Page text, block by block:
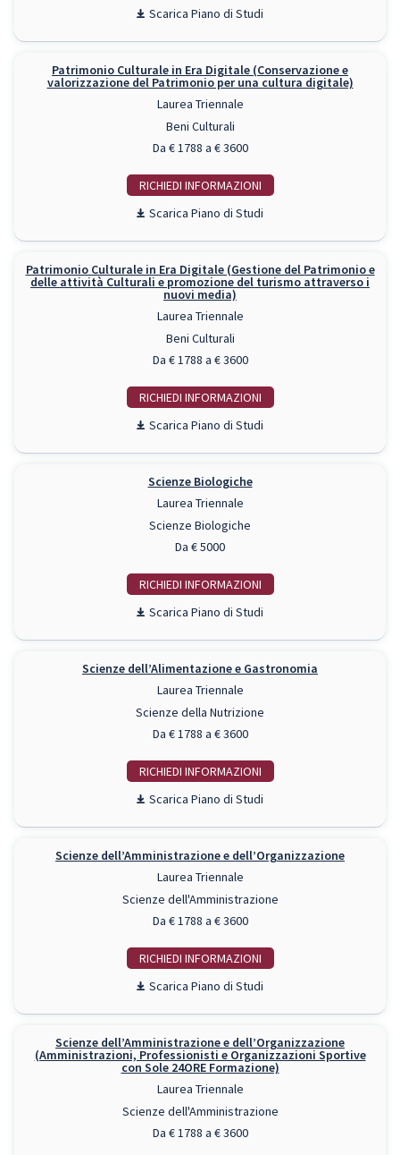
Piano di Studi
Patrimonio Culturale in Era Digitale (Conservazione e
valorizzazione del Patrimonio per una cultura digitale)
Laurea Triennale
Beni Culturali
Da € 1788 a € 3600
RICHIEDI INFO
Piano di Studi
Patrimonio Culturale in Era Digitale (Gestione del Patrimonio e
delle attività Culturali e promozione del turismo attraverso i
nuovi media)
Laurea Triennale
Beni Culturali
Da € 1788 a € 3600
RICHIEDI INFO
Piano di Studi
Scienze Biologiche
Laurea Triennale
Scienze Biologiche
Da € 5000
RICHIEDI INFO
Piano di Studi
Scienze dell’Alimentazione e Gastronomia
Laurea Triennale
Scienze della Nutrizione
Da € 1788 a € 3600
RICHIEDI INFO
Piano di Studi
Scienze dell’Amministrazione e dell’Organizzazione
Laurea Triennale
Scienze dell'Amministrazione
Da € 1788 a € 3600
RICHIEDI INFO
Piano di Studi
Scienze dell’Amministrazione e dell’Organizzazione
(Amministrazioni, Professionisti e Organizzazioni Sportive
con Sole 24ORE Formazione)
Laurea Triennale
Scienze dell'Amministrazione
Da € 1788 a € 3600